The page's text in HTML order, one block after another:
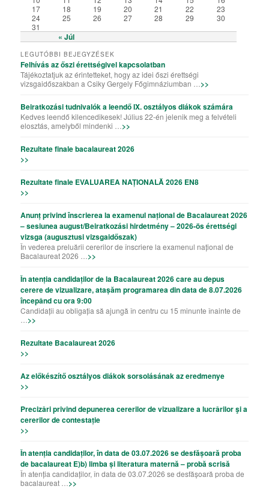
« Júl
17
18 19 20 21 22
23
24
25 26 27 28 29
30
31
LEGUTÓBBI BEJEGYZÉSEK
Felhívás az őszi érettségivel kapcsolatban
Tájékoztatjuk az érintetteket, hogy az idei őszi érettségi
vizsgaidőszakban a Csiky Gergely Főgimnáziumban … >>
Beiratkozási tudnivalók a leendő IX. osztályos diákok számára
Kedves leendő kilencedikesek! Július 22-én jelenik meg a felvételi
elosztás, amelyből mindenki … >>
Rezultate finale bacalaureat 2026
>>
Rezultate finale EVALUAREA NAȚIONALĂ 2026 EN8
>>
Anunț privind înscrierea la examenul național de Bacalaureat 2026
– sesiunea august/Beiratkozási hirdetmény – 2026-ös érettségi
vizsga (augusztusi vizsgaidőszak)
În vederea preluării cererilor de înscriere la examenul național de
Bacalaureat 2026 … >>
În atenția candidaților de la Bacalaureat 2026 care au depus
cerere de vizualizare, atașăm programarea din data de 8.07.2026
începând cu ora 9:00
Candidații au obligația să ajungă în centru cu 15 minunte înainte de
>>
Rezultate Bacalaureat 2026
>>
Az előkészítő osztályos diákok sorsolásának az eredmenye
>>
Precizǎri privind depunerea cererilor de vizualizare a lucrǎrilor şi a
cererilor de contestație
>>
În atenția candidaților, în data de 03.07.2026 se desfășoară proba
de bacalaureat E)b) limba și literatura maternă – probă scrisă
În atenția candidaților, în data de 03.07.2026 se desfășoară proba de
bacalaureat … >>